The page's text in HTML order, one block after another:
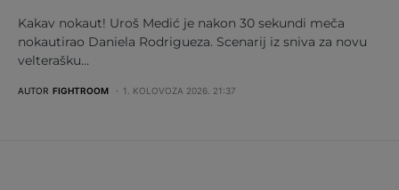
Kakav nokaut! Uroš Medić je nakon 30 sekundi meča
nokautirao Daniela Rodrigueza. Scenarij iz sniva za novu
velterašku…
AUTOR FIGHTROOM 1. KOLOVOZA 2026. 21:37